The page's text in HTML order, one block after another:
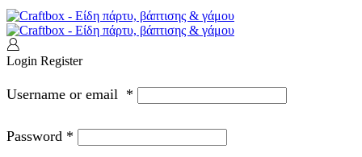
Login Register
Username or email *
Password *